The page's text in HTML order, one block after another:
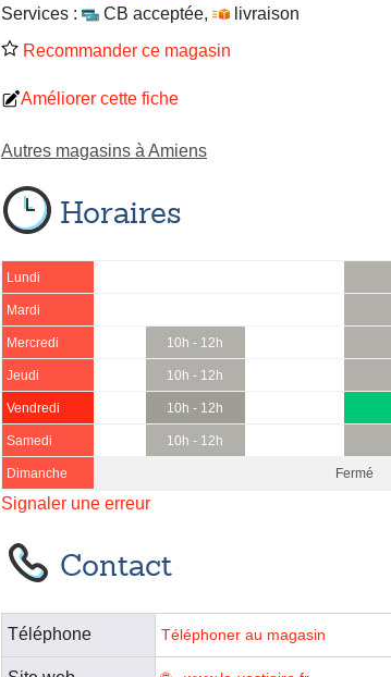
Services :
CB acceptée,
livraison
Recommander ce magasin
Améliorer cette fiche
Autres magasins à Amiens
Horaires
Lundi
Mardi
Mercredi 10h - 12h
Jeudi 10h - 12h
Vendredi 10h - 12h
Samedi 10h - 12h
Dimanche Fermé
Signaler une erreur
Contact
Téléphone Téléphoner au magasin